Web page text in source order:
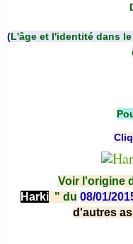
(L'âge et l'identité dans
Voir l'origine
Harki " du 08/01/
d'autres